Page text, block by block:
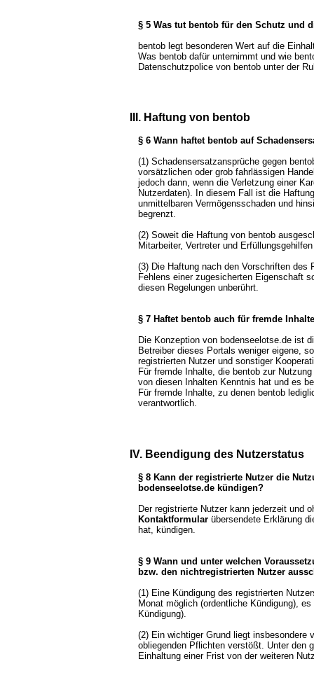
§ 5 Was tut bentob für den Schutz und
bentob legt besonderen Wert auf die
Was bentob dafür unternimmt und wie
Datenschutzpolice von bentob unter der
III. Haftung von bentob
§ 6 Wann haftet bentob auf
(1) Schadensersatzansprüche gegen
vorsätzlichen oder grob fahrlässigen
jedoch dann, wenn die Verletzung einer
Nutzerdaten). In diesem Fall ist die
unmittelbaren Vermögensschaden und
begrenzt.
(2) Soweit die Haftung von bentob
Mitarbeiter, Vertreter und
(3) Die Haftung nach den Vorschriften des
Fehlens einer zugesicherten Eigenschaft
diesen Regelungen unberührt.
§ 7 Haftet bentob auch für fremde
Die Konzeption von bodenseelotse.de ist
Betreiber dieses Portals weniger eigene,
registrierten Nutzer und sonstiger
Für fremde Inhalte, die bentob zur
von diesen Inhalten Kenntnis hat und es
Für fremde Inhalte, zu denen bentob
verantwortlich.
IV. Beendigung des Nutzerstatus
§ 8 Kann der registrierte Nutzer die
bodenseelotse.de kündigen?
Der registrierte Nutzer kann jederzeit und
Kontaktformular übersendete Erklärung
hat, kündigen.
§ 9 Wann und unter welchen
bzw. den nichtregistrierten Nutzer
(1) Eine Kündigung des registrierten
Monat möglich (ordentliche Kündigung),
Kündigung).
(2) Ein wichtiger Grund liegt insbesondere
obliegenden Pflichten verstößt. Unter den
Einhaltung einer Frist von der weiteren